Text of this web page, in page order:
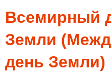
Всемирный
Земли
день Земли)